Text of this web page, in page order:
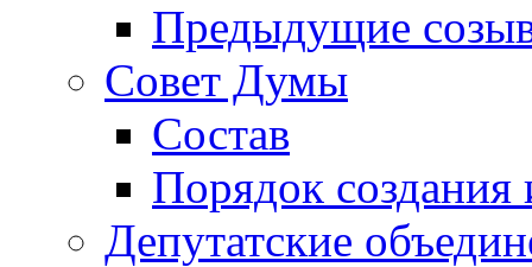
Предыдущие
Совет Думы
Состав
Порядок создания
Депутатские